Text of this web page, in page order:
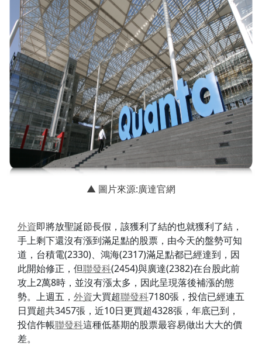
▲ 圖片來源:廣達官網
外資即將放聖誕節長假，該獲利了結的也就獲利了結，
手上剩下還沒有漲到滿足點的股票，由今天的盤勢可知
道，台積電(2330)、鴻海(2317)滿足點都已經達到，因
此開始修正，但聯發科(2454)與廣達(2382)在台股此前
攻上2萬8時，並沒有漲太多，因此呈現落後補漲的態
勢。上週五， 外資大買超聯發科7180張，投信已經連五
日買超共3457張，近10日更買超4328張，年底已到，
投信作帳聯發科這種低基期的股票最容易做出大大的價
差。